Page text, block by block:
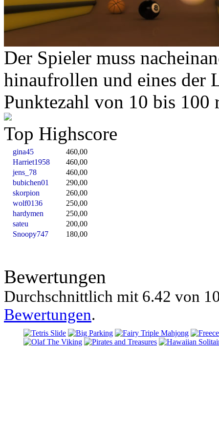
Der Spieler muss
hinaufrollen und eines der
Punktezahl von 10 bis 100
Top Highscore
gina45
460,00
Harriet1958
460,00
jens_78
460,00
bubichen01
290,00
skorpion
260,00
wolf0136
250,00
hardymen
250,00
sateu
200,00
Snoopy747
180,00
Bewertungen
Durchschnittlich mit 6.42 von
Bewertungen.